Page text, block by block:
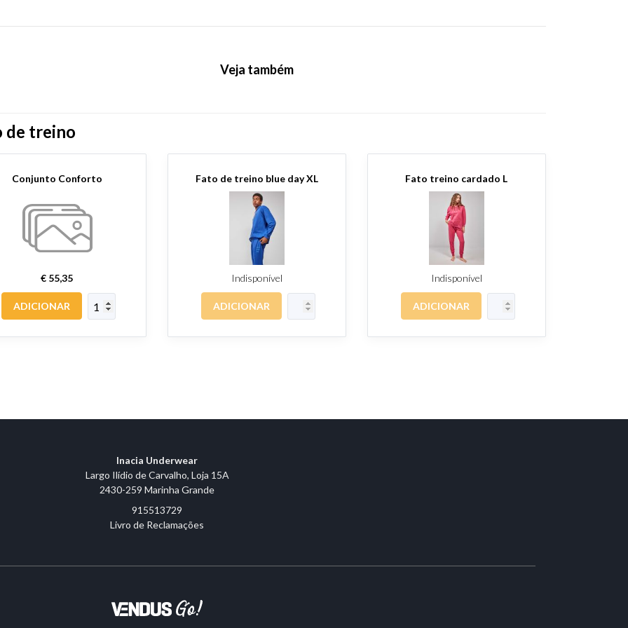
Veja também
de treino
Conjunto Conforto
€ 55,35
ADICIONAR
Fato de treino blue day XL
Indisponível
ADICIONAR
Fato treino cardado L
Indisponível
ADICIONAR
Inacia Underwear
Largo Ilídio de Carvalho, Loja 15A
2430-259 Marinha Grande
915513729
Livro de Reclamações